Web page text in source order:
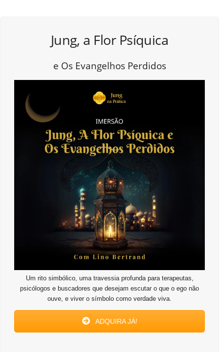
Jung, a Flor Psíquica
e Os Evangelhos Perdidos
Um rito simbólico, uma travessia profunda para terapeutas,
psicólogos e buscadores que desejam escutar o que o ego não
ouve, e viver o símbolo como verdade viva.
ADQUIRA JÁ!